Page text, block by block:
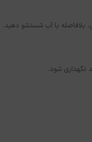
با آب شستشو دهید.
نگهداری شود.